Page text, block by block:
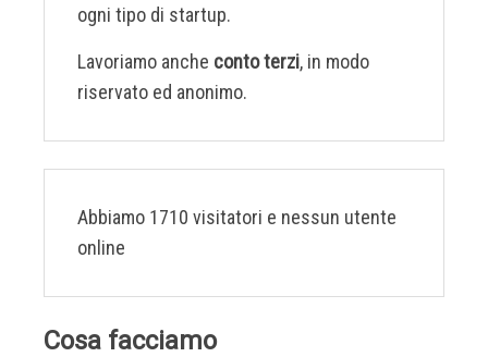
ogni tipo di startup.
Lavoriamo anche conto terzi, in modo
riservato ed anonimo.
Abbiamo 1710 visitatori e nessun utente
online
Cosa facciamo